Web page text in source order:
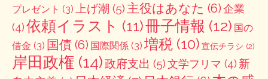
プレゼント (3) 上げ潮 (5) 主役はあなた (6)企業
(4)依頼イラスト (11)冊子情報 (12) 国の
借金 (3) 国債 (6) 国際関係 (3) 増税 (10) 宣伝チラシ (2)
岸田政権 (14)政府支出 (5)文学フリマ (4) 新